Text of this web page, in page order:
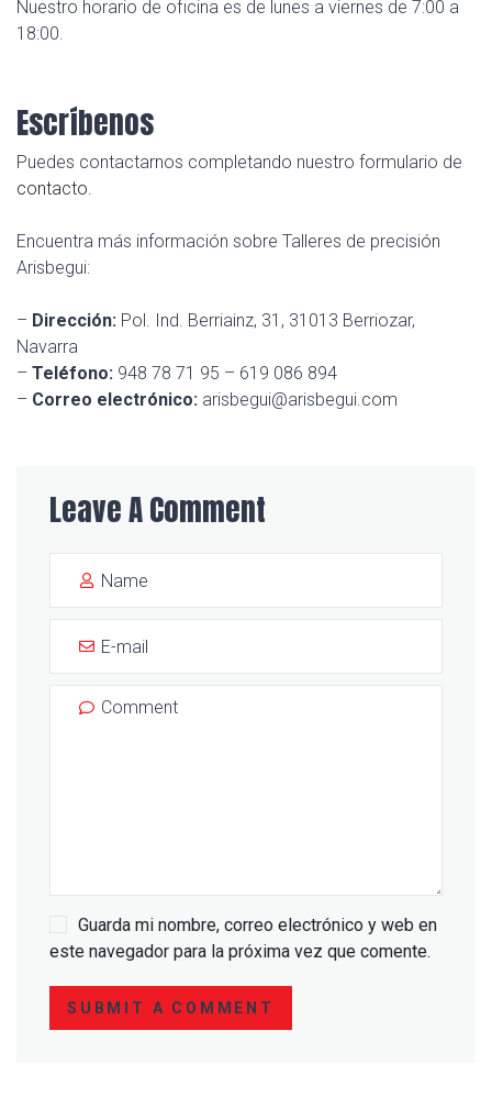
Nuestro horario de oficina es de lunes a viernes de 7:00 a
18:00.
Escríbenos
Puedes contactarnos completando nuestro formulario de
contacto
Encuentra más información sobre Talleres de precisión
Arisbegui:
– Dirección: Pol. Ind. Berriainz, 31, 31013 Berriozar,
Navarra
– Teléfono: 948 78 71 95 – 619 086 894
– Correo electrónico: arisbegui@arisbegui.com
Leave A Comment
Guarda mi nombre, correo electrónico y web en
este navegador para la próxima vez que comente.
SUBMIT A COMMENT